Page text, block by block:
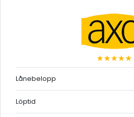
★★★★★
Lånebelopp
Löptid